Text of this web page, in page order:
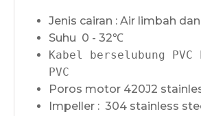
Jenis cairan : Air limbah
Suhu 0 - 32℃
Kabel berselubung
PVC
Poros motor 420J2
Impeller : 304 stainless